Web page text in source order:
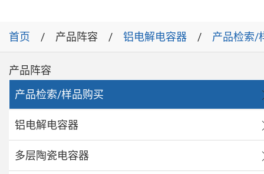
首页 产品阵容 铝电解电容器 产品检索/
产品阵容
产品检索/样品购买
铝电解电容器
多层陶瓷电容器